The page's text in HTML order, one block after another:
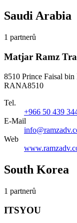
Saudi Arabia
1 partnerů
Matjar Ramz
8510 Prince Faisal
RANA8510
Tel.
+966 50 439
E-Mail
Web
South Korea
1 partnerů
ITSYOU